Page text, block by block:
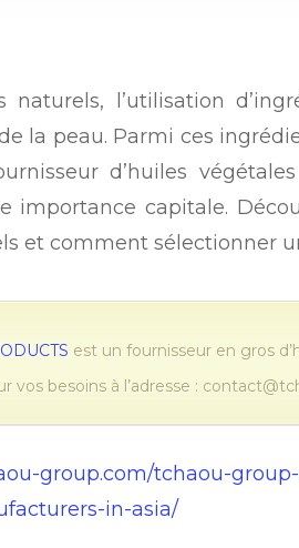
naturels, l’utilisation
la peau. Parmi ces
d’huiles
importance capitale.
et comment sélectionner
est un fournisseur en gros
vos besoins à l’adresse :
group.com/tchaou-
in-asia/